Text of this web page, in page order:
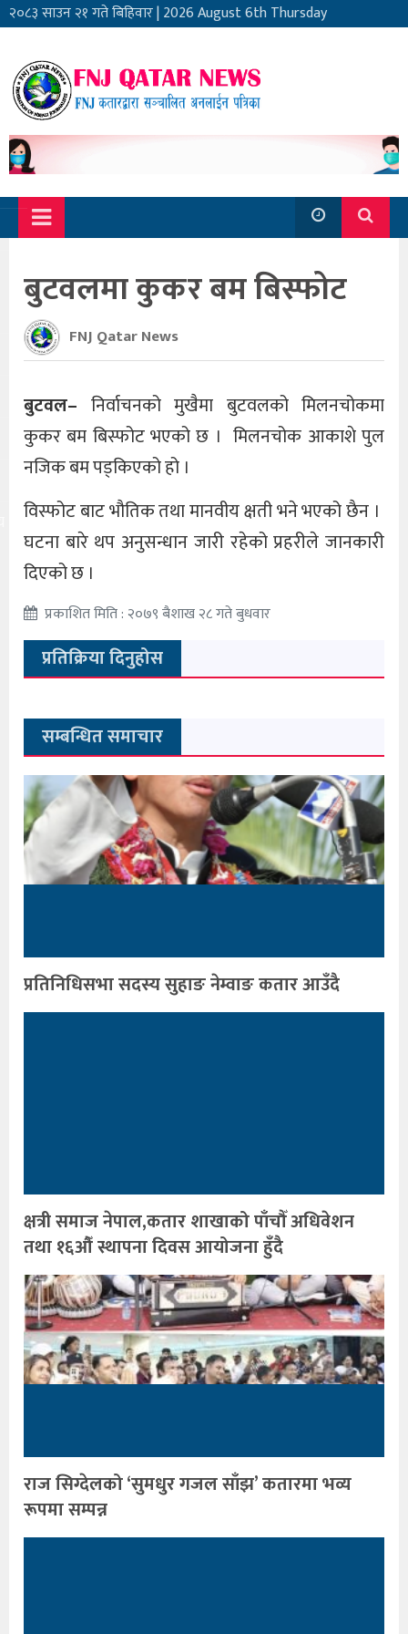
२०८३ साउन २१ गते बिहिवार|2026 August 6th Thursday
बुटवलमा कुकर बम बिस्फोट
FNJ Qatar News
बुटवल– निर्वाचनको मुखैमा बुटवलको मिलनचोकमा
कुकर बम बिस्फोट भएको छ । मिलनचोक आकाशे पुल
नजिक बम पड्किएको हो ।
विस्फोट बाट भौतिक तथा मानवीय क्षती भने भएको छैन ।
घटना बारे थप अनुसन्धान जारी रहेको प्रहरीले जानकारी
दिएको छ ।
प्रकाशित मिति : २०७९ बैशाख २८ गते बुधवार
प्रतिक्रिया दिनुहोस
सम्बन्धित समाचार
प्रतिनिधिसभा सदस्य सुहाङ नेम्वाङ कतार आउँदै
क्षत्री समाज नेपाल,कतार शाखाको पाँचौँ अधिवेशन
तथा १६औँ स्थापना दिवस आयोजना हुँदै
राज सिग्देलको ‘सुमधुर गजल साँझ’ कतारमा भव्य
रूपमा सम्पन्न